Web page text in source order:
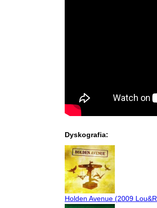
Dyskografia:
Holden Avenue (2009